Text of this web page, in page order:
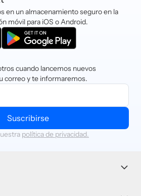
en un almacenamiento seguro en la
móvil para iOS o Android.
cuando lancemos nuevos
correo y te informaremos.
Suscribirse
política de privacidad.